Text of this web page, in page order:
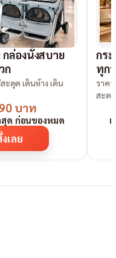
ล่องนั่งสบาย
ก
ะดุด เดินห้าง เดิน
บาท
ด ก่อนของหมด
เลย
กร
ทุก
ราค
สะดวก